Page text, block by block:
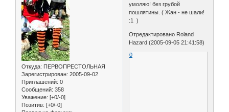
Откуда: ПЕРВОПРЕСТОЛЬНАЯ
Зарегистрирован: 2005-09-02
Приглашений: 0
Сообщений: 358
Уважение: [+0/-0]
Позитив: [+0/-0]
умоляю! без грубой
пошлятины. ( Жан - не шали!
:1 )
Отредактировано Roland
Hazard (2005-09-05 21:41:58)
0